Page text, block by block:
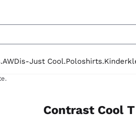
AWDis-Just Cool.Poloshirts.
Contrast Cool